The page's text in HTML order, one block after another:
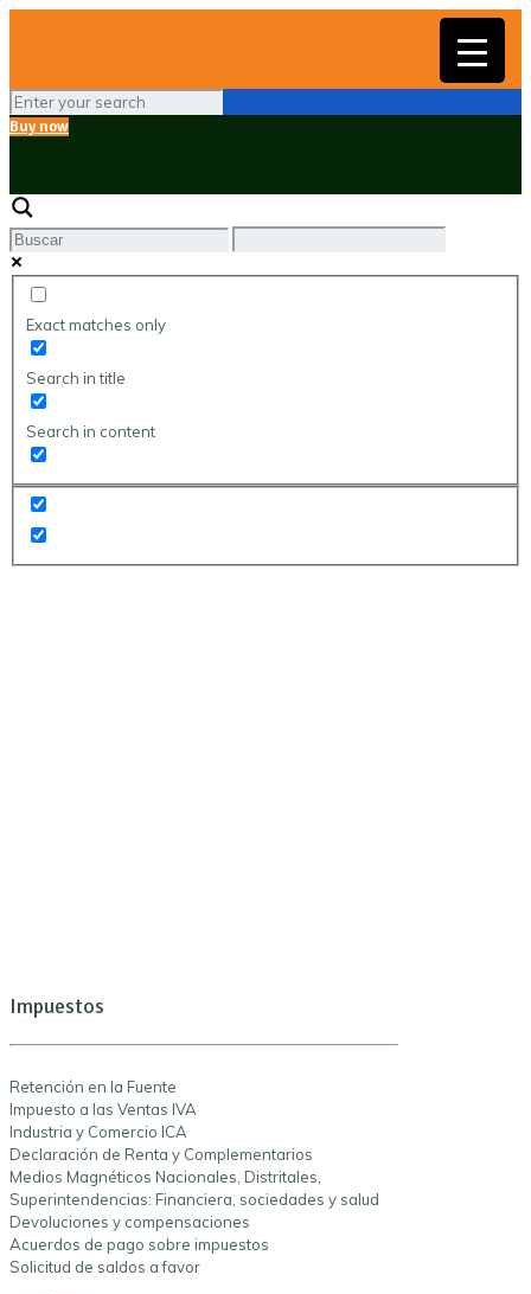
Buy now
Exact matches only
Search in title
Search in content
Impuestos
Retención en la Fuente
Impuesto a las Ventas IVA
Industria y Comercio ICA
Declaración de Renta y Complementarios
Medios Magnéticos Nacionales, Distritales,
Superintendencias: Financiera, sociedades y salud
Devoluciones y compensaciones
Acuerdos de pago sobre impuestos
Solicitud de saldos a favor
▼